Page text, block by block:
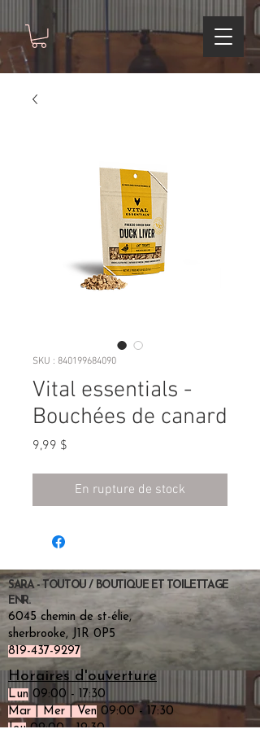
SKU : 840199684090
Vital essentials -
Bouchées de canard
9,99 $
En rupture de stock
SARA - TOUTOU / BOUTIQUE ET TOILETTAGE
ENR.
6045 chemin de st-élie,
sherbrooke, J1R 0P5
819-437-9297
Horaires d'ouverture
Lun 09:00 - 17:30
Mar | Mer | Ven 09:00 - 17:30